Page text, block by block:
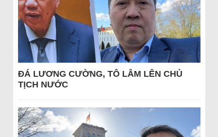
ĐÁ LƯƠNG CƯỜNG, TÔ LÂM LÊN CHỦ
TỊCH NƯỚC